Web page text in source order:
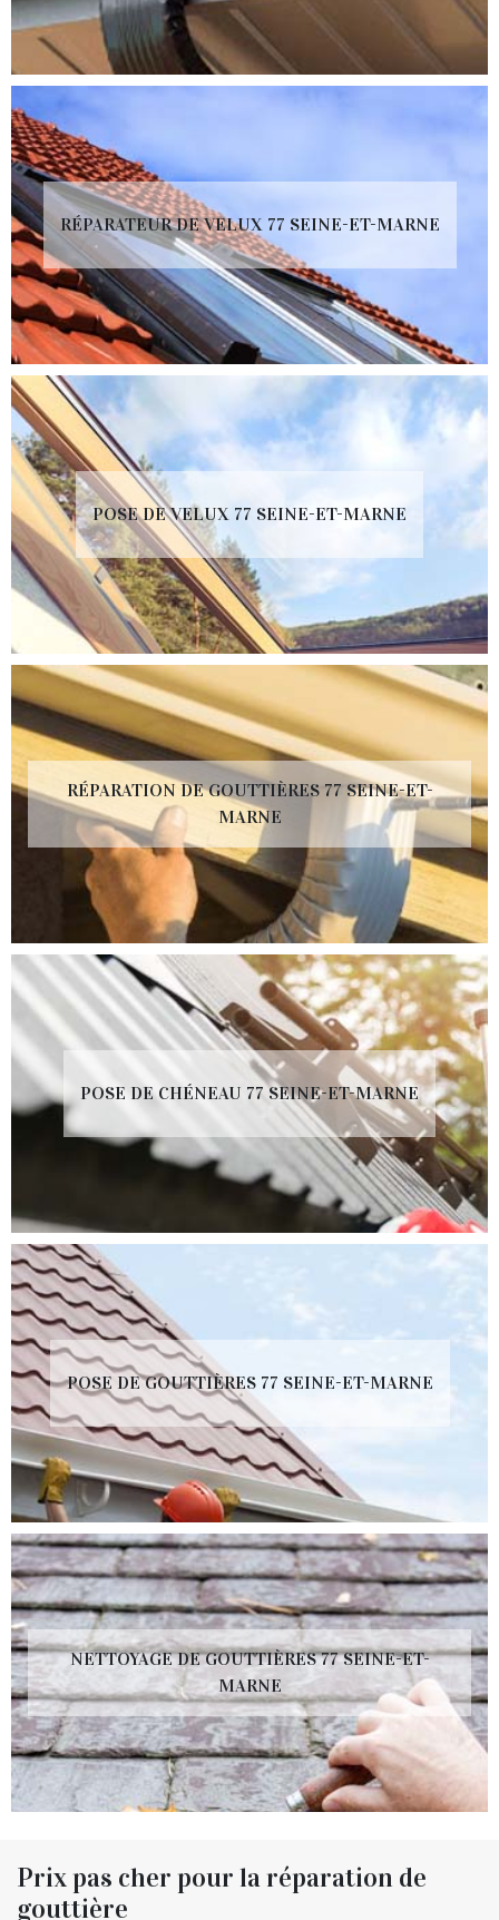
RÉPARATEUR DE VELUX 77 SEINE-ET-MARNE
POSE DE VELUX 77 SEINE-ET-MARNE
RÉPARATION DE GOUTTIÈRES 77 SEINE-ET-
MARNE
POSE DE CHÉNEAU 77 SEINE-ET-MARNE
POSE DE GOUTTIÈRES 77 SEINE-ET-MARNE
NETTOYAGE DE GOUTTIÈRES 77 SEINE-ET-
MARNE
Prix pas cher pour la réparation de
gouttière